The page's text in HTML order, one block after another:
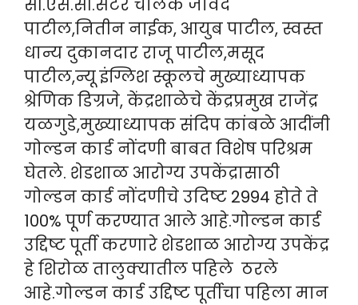
सी.एस.सी.सेंटर चालक जावेद
पाटील,नितीन नाईक, आयुब पाटील, स्वस्त
धान्य दुकानदार राजू पाटील,मसूद
पाटील,न्यू इंग्लिश स्कूलचे मुख्याध्यापक
श्रेणिक डिग्रजे, केंद्रशाळेचे केंद्रप्रमुख राजेंद्र
यळगुडे,मुख्याध्यापक संदिप कांबळे आदींनी
गोल्डन कार्ड नोंदणी बाबत विशेष परिश्रम
घेतले. शेडशाळ आरोग्य उपकेंद्रासाठी
गोल्डन कार्ड नोंदणीचे उदिष्ट 2994 होते ते
100% पूर्ण करण्यात आले आहे.गोल्डन कार्ड
उद्दिष्ट पूर्ती करणारे शेडशाळ आरोग्य उपकेंद्र
हे शिरोळ तालुक्यातील पहिले ठरले
आहे.गोल्डन कार्ड उद्दिष्ट पूर्तीचा पहिला मान